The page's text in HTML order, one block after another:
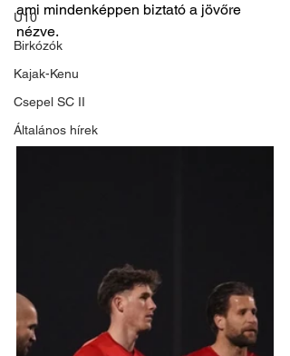
U10
Birkózók
Kajak-Kenu
Csepel SC II
Általános hírek
ami mindenképpen biztató a jövőre
nézve.